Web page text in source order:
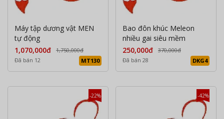
Máy tập dương vật MEN
tự động
1,070,000đ
1,750,000đ
Đã bán 12
MT130
Bao đôn khúc Meleon
nhiều gai siêu mềm
250,000đ
370,000đ
Đã bán 28
DKG4
-22% -42%